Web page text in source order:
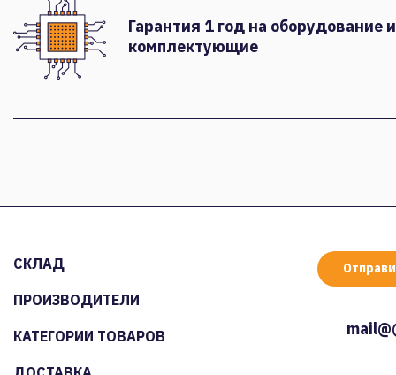
Гарантия 1 год на оборудование и
комплектующие
СКЛАД
ПРОИЗВОДИТЕЛИ
КАТЕГОРИИ ТОВАРОВ